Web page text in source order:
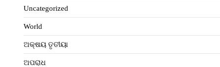
Uncategorized
World
ଅକ୍ଷୟ ତୃତୀୟା
ଅପରାଧ